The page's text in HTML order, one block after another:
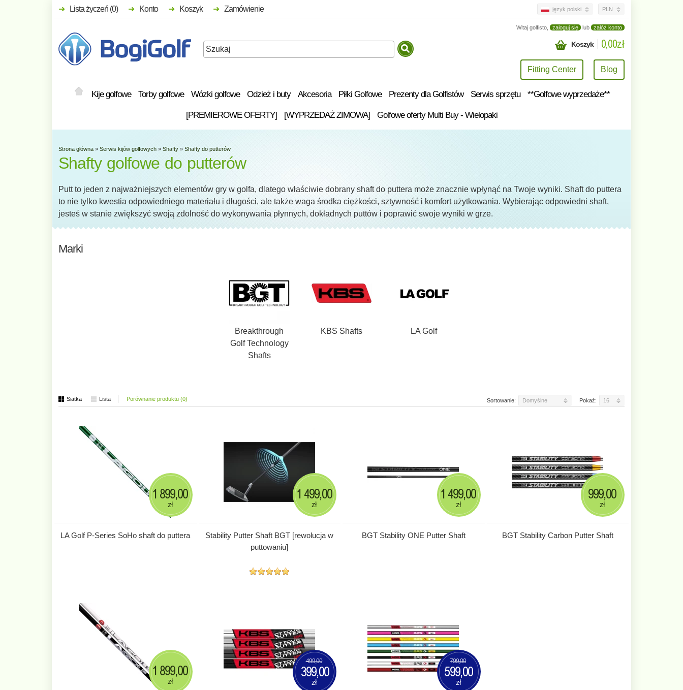
Witaj golfisto, zaloguj się lub załóż konto
Koszyk 0,00zł
Fitting Center Blog
Kije golfowe Torby golfowe Wózki golfowe Odzież i buty Akcesoria Piłki Golfowe Prezenty dla Golfistów Serwis sprzętu **Golfowe wyprzedaże**
[PREMIEROWE OFERTY] [WYPRZEDAŻ ZIMOWA] Golfowe oferty Multi Buy - Wielopaki
Lista życzeń (0) Konto Koszyk Zamówienie język polski PLN
Strona główna » Serwis kijów golfowych » Shafty » Shafty do putterów
Shafty golfowe do putterów
Putt to jeden z najważniejszych elementów gry w golfa, dlatego właściwie dobrany shaft do puttera może znacznie wpłynąć na Twoje wyniki. Shaft do puttera
to nie tylko kwestia odpowiedniego materiału i długości, ale także waga środka ciężkości, sztywność i komfort użytkowania. Wybierając odpowiedni shaft,
jesteś w stanie zwiększyć swoją zdolność do wykonywania płynnych, dokładnych puttów i poprawić swoje wyniki w grze.
Marki
Breakthrough
Golf Technology
Shafts
KBS Shafts LA Golf
Sortowanie: Domyślne Pokaż: 16
Siatka Lista Porównanie produktu (0)
LA Golf P-Series SoHo shaft do puttera
1 899,00
zł
Stability Putter Shaft BGT [rewolucja w
puttowaniu]
1 499,00
zł
BGT Stability ONE Putter Shaft
1 499,00
zł
BGT Stability Carbon Putter Shaft
999,00
zł
1 899,00
zł
499,00
399,00
zł
799,00
599,00
zł